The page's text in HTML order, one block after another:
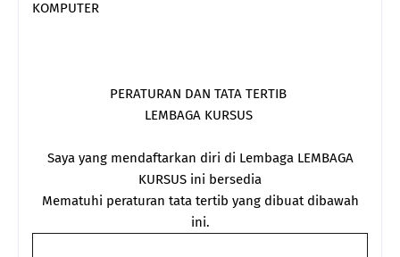
KOMPUTER
PERATURAN DAN TATA TERTIB
LEMBAGA KURSUS
Saya yang mendaftarkan diri di Lembaga LEMBAGA
KURSUS ini bersedia
Mematuhi peraturan tata tertib yang dibuat dibawah
ini.